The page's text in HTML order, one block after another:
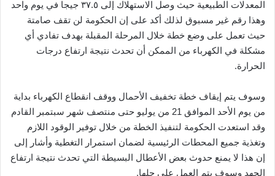
المعدلات الطبيعية حيث وصل الاستهلاك إلى ٣٧.٥ جيجا في يوم واحد
وهذا رقم غير مسبوق لذلك أكد على إن الحكومة لن تقف صامتة
حيث تعمل على وضع خطة خلال المرحلة المقبلة بهدف تفادي أي
مشكلة في الكهرباء من الممكن أن تحدث نتيجة ارتفاع درجات
الحرارة.
وسوف يتم إيقاف خطة تخفيف الأحمال ووقف انقطاع الكهرباء بداية
من يوم الأحد الموافق 21 من يوليو حتى منتصف شهر سبتمبر القادم
وقد استعدت الحكومة لتنفيذ الخطة من خلال توفير الوقود اللازم
وتغذية جميع المحطات الرئيسية لضمان استمرار التغطية وأشار إلى
إن هذا لا يمنع حدوث بعض الأعطال البسيطة التي تحدث نتيجة ارتفاع
الجهد وسوف يتم العمل على حلها.